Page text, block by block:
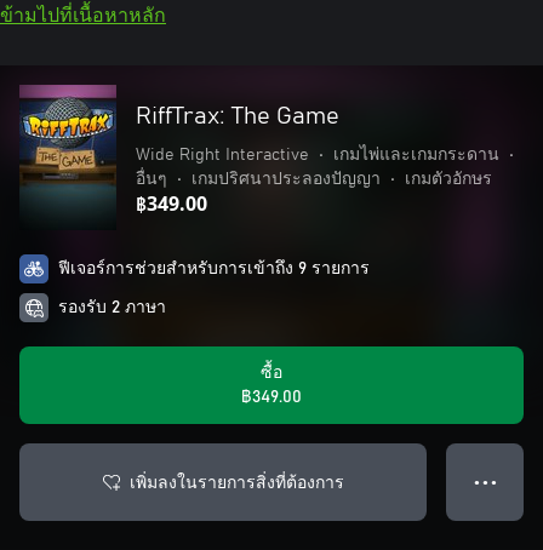
ข้ามไปที่เนื้อหาหลัก
RiffTrax: The Game
Wide Right Interactive • เกมไพ่และเกมกระดาน
•
อื่นๆ
• เกมปริศนาประลองปัญญา • เกมตัวอักษร
฿349.00
ฟีเจอร์การช่วยสำหรับการเข้าถึง 9 รายการ
รองรับ 2 ภาษา
ซื้อ
฿349.00
เพิ่มลงในรายการสิ่งที่ต้องการ ● ● ●